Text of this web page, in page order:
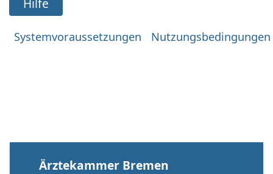
Systemvoraussetzungen Nutzungsbedingungen
Ärztekammer Bremen